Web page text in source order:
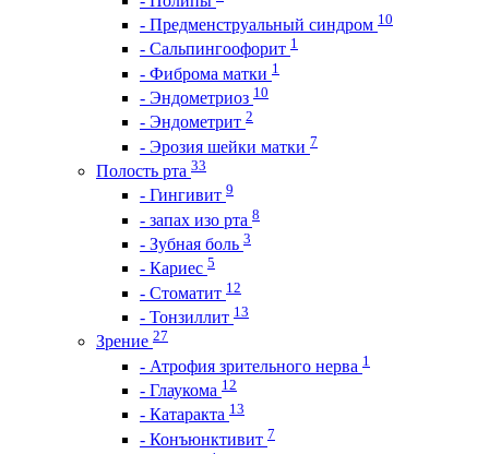
- Предменструальный синдром 10
- Сальпингоофорит 1
- Фиброма матки 1
- Эндометриоз 10
- Эндометрит 2
- Эрозия шейки матки 7
Полость рта 33
- Гингивит 9
- запах изо рта 8
- Зубная боль 3
- Кариес 5
- Стоматит 12
- Тонзиллит 13
Зрение 27
- Атрофия зрительного нерва 1
- Глаукома 12
- Катаракта 13
- Конъюнктивит 7